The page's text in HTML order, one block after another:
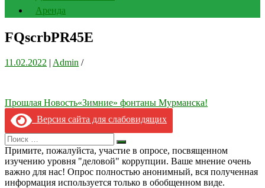
Аренда
FQscrbPR45E
11.02.2022 | Admin /
Навигация
по
записям
Прошлая Новость«Зимние» фонтаны Мурманска!
Версия сайта для слабовидящих
Search
for:
Искать
Примите, пожалуйста, участие в опросе, посвященном
изучению уровня "деловой" коррупции. Ваше мнение очень
важно для нас! Опрос полностью анонимный, вся полученная
информация используется только в обобщенном виде.